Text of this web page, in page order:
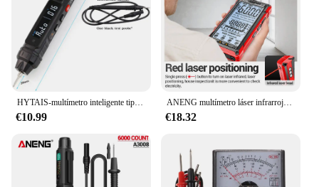
HYTAIS-multímetro inteligente tipo bolígrafo TS20D de alta precisión, minimultímetro de estilo Fool con Detector de secuencia de fase
€10.99
ANENG multímetro láser infrarrojo 622A medidor de ohmios de capacitancia pantalla LCD Detector de voltaje multifuncional para verificación de línea de fuego cero
€18.32